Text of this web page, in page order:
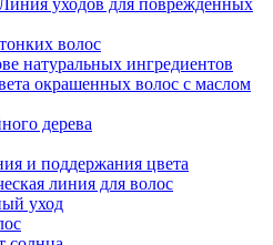
уходов для поврежденных
волос
натуральных ингредиентов
окрашенных волос с маслом
дерева
и поддержания цвета
линия для волос
уход